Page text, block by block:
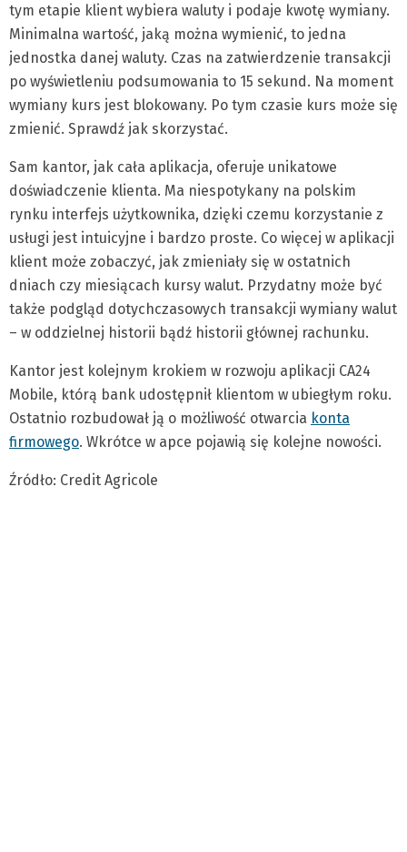
tym etapie klient wybiera waluty i podaje kwotę wymiany.
Minimalna wartość, jaką można wymienić, to jedna
jednostka danej waluty. Czas na zatwierdzenie transakcji
po wyświetleniu podsumowania to 15 sekund. Na moment
wymiany kurs jest blokowany. Po tym czasie kurs może się
zmienić. Sprawdź jak skorzystać.
Sam kantor, jak cała aplikacja, oferuje unikatowe
doświadczenie klienta. Ma niespotykany na polskim
rynku interfejs użytkownika, dzięki czemu korzystanie z
usługi jest intuicyjne i bardzo proste. Co więcej w aplikacji
klient może zobaczyć, jak zmieniały się w ostatnich
dniach czy miesiącach kursy walut. Przydatny może być
także podgląd dotychczasowych transakcji wymiany walut
– w oddzielnej historii bądź historii głównej rachunku.
Kantor jest kolejnym krokiem w rozwoju aplikacji CA24
Mobile, którą bank udostępnił klientom w ubiegłym roku.
Ostatnio rozbudował ją o możliwość otwarcia konta
firmowego. Wkrótce w apce pojawią się kolejne nowości.
Źródło: Credit Agricole